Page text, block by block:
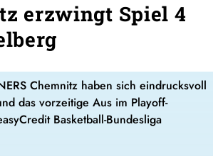
erzwingt Spiel 4
Chemnitz haben sich eindrucksvoll
das vorzeitige Aus im Playoff-
Basketball-Bundesliga